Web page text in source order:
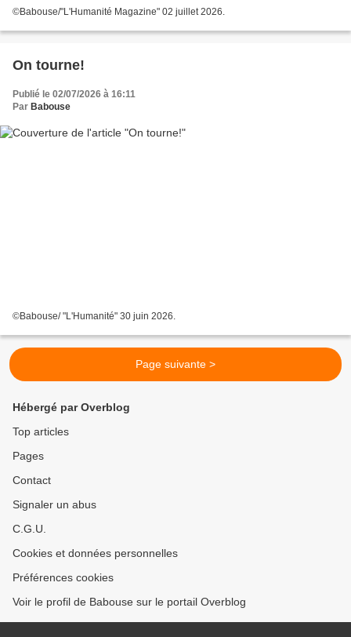
©Babouse/"L'Humanité Magazine" 02 juillet 2026.
On tourne!
Publié le 02/07/2026 à 16:11
Par Babouse
©Babouse/ "L'Humanité" 30 juin 2026.
Page suivante >
Hébergé par Overblog
Top articles
Pages
Contact
Signaler un abus
C.G.U.
Cookies et données personnelles
Préférences cookies
Voir le profil de Babouse sur le portail Overblog